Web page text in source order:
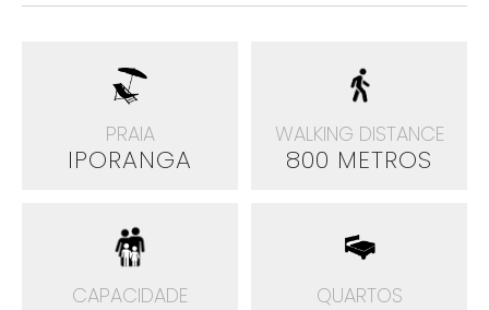
PRAIA
IPORANGA
WALKING DISTANCE
800 METROS
CAPACIDADE QUARTOS